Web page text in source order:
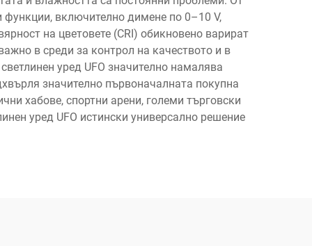
функции, включително димене по 0–10 V,
на цветовете (CRI) обикновено варират
в среди за контрол на качеството и в
уред UFO значително намалява
значително първоначалната покупна
хабове, спортни арени, големи търговски
уред UFO истински универсално решение